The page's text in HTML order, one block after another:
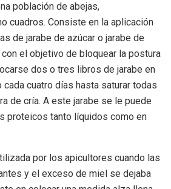
población de abejas,
cuadros. Consiste en la aplicación
de jarabe de azúcar o jarabe de
el objetivo de bloquear la postura
dos o tres libros de jarabe en
cada cuatro días hasta saturar todas
de cría. A este jarabe se le puede
proteicos tanto líquidos como en
por los apicultores cuando las
y el exceso de miel se dejaba